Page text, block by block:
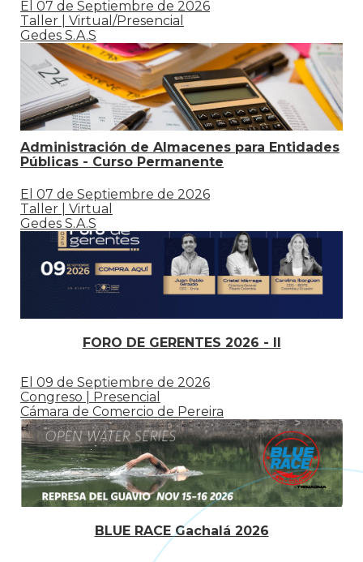
El 07 de Septiembre de 2026
Taller | Virtual/Presencial
Gedes S.A.S
Administración de Almacenes para Entidades
Públicas - Curso Permanente
El 07 de Septiembre de 2026
Taller | Virtual
Gedes S.A.S
FORO DE GERENTES 2026 - II
El 09 de Septiembre de 2026
Congreso | Presencial
Cámara de Comercio de Pereira
BLUE RACE Gachalá 2026